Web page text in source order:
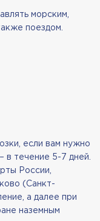
морским,
поездом.
если вам нужно
в течение 5-7 дней.
России,
(Санкт-
а далее при
наземным